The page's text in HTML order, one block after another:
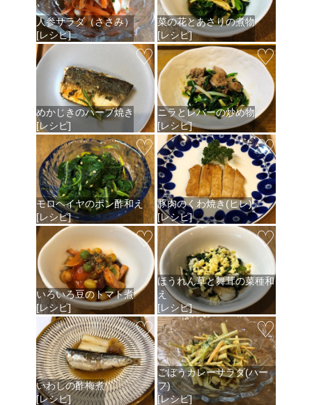
人参サラダ（ささみ）
[レシピ]
菜の花とあさりの煮物
[レシピ]
♡
めかじきのハーブ焼き
[レシピ]
♡
ニラとレバーの炒め物
[レシピ]
♡
モロヘイヤのポン酢和え
[レシピ]
♡
豚肉のくわ焼き(ヒレ)
[レシピ]
♡
いろいろ豆のトマト煮
[レシピ]
♡
ほうれん草と舞茸の菜種和
え
[レシピ]
♡
いわしの酢梅煮
[レシピ]
♡
ごぼうカレーサラダ(ハー
フ)
[レシピ]